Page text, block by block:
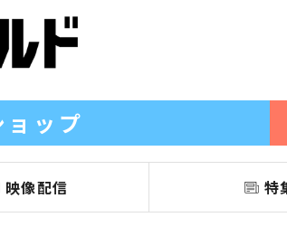
ップ
映像配信 特